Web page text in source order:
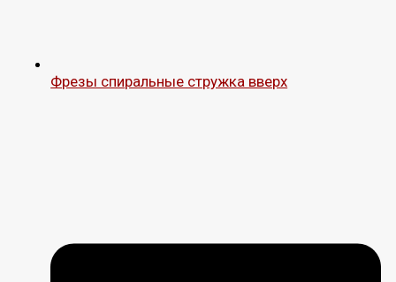
Фрезы спиральные стружка вверх